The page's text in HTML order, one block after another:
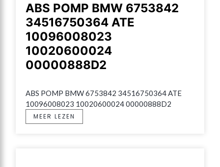
ABS POMP BMW 6753842
34516750364 ATE
10096008023
10020600024
00000888D2
ABS POMP BMW 6753842 34516750364 ATE
10096008023 10020600024 00000888D2
MEER LEZEN